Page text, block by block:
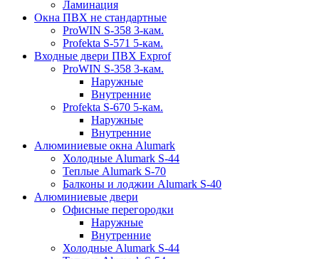
Ламинация
Окна ПВХ не стандартные
ProWIN S-358 3-кам.
Profekta S-571 5-кам.
Входные двери ПВХ Exprof
ProWIN S-358 3-кам.
Наружные
Внутренние
Profekta S-670 5-кам.
Наружные
Внутренние
Алюминиевые окна Alumark
Холодные Alumark S-44
Теплые Alumark S-70
Балконы и лоджии Alumark S-40
Алюминиевые двери
Офисные перегородки
Наружные
Внутренние
Холодные Alumark S-44